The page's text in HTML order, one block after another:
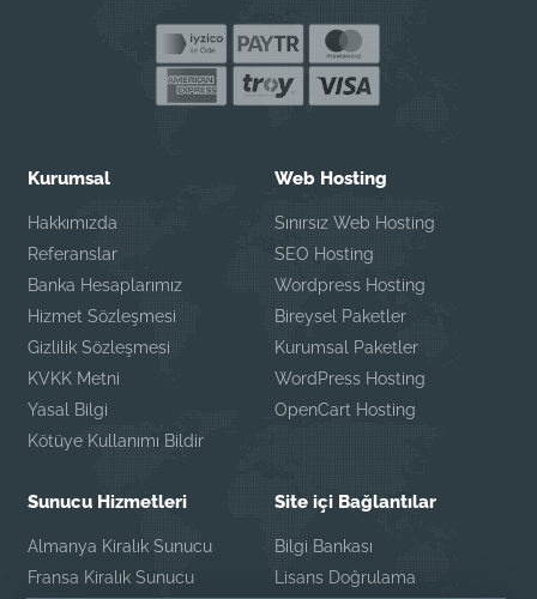
Kurumsal
Hakkımızda
Referanslar
Banka Hesaplarımız
Hizmet Sözleşmesi
Gizlilik Sözleşmesi
KVKK Metni
Yasal Bilgi
Kötüye Kullanımı Bildir
Web Hosting
Sınırsız Web Hosting
SEO Hosting
Wordpress Hosting
Bireysel Paketler
Kurumsal Paketler
WordPress Hosting
OpenCart Hosting
Sunucu Hizmetleri
Almanya Kiralık Sunucu
Fransa Kiralık Sunucu
Site içi Bağlantılar
Bilgi Bankası
Lisans Doğrulama